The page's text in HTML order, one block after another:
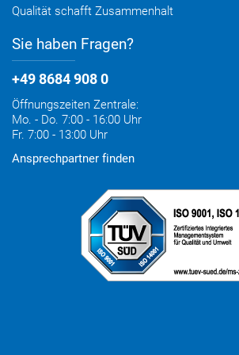
Qualität schafft Zusammenhalt
Sie haben Fragen?
+49 8684 908 0
Öffnungszeiten Zentrale:
Mo. - Do. 7:00 - 16:00 Uhr
Fr. 7:00 - 13:00 Uhr
Ansprechpartner finden